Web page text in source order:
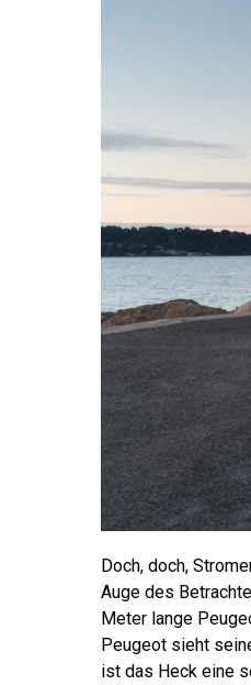
Doch, doch,
Auge des
Meter lange
Peugeot sieht
ist das Heck eine